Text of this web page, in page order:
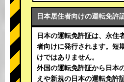
日本居住者向けの運転免許
日本の運転免許証は、永住
者向けに発行されます。短
けではありません。
外国の運転免許証から日本
えや新規の日本の運転免許